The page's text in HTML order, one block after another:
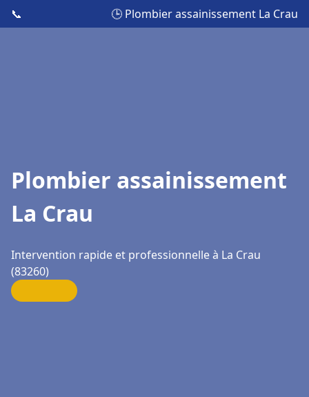
📞 🕒 Plombier assainissement La Crau
Plombier assainissement
La Crau
Intervention rapide et professionnelle à La Crau
(83260)